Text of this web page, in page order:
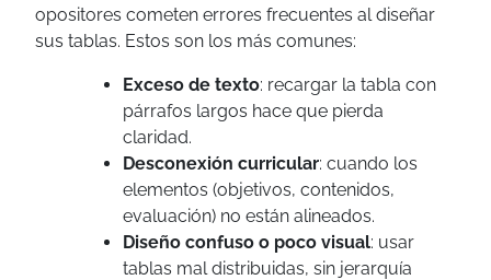
opositores cometen errores frecuentes al diseñar
sus tablas. Estos son los más comunes:
Exceso de texto: recargar la tabla con
párrafos largos hace que pierda
claridad.
Desconexión curricular: cuando los
elementos (objetivos, contenidos,
evaluación) no están alineados.
Diseño confuso o poco visual: usar
tablas mal distribuidas, sin jerarquía